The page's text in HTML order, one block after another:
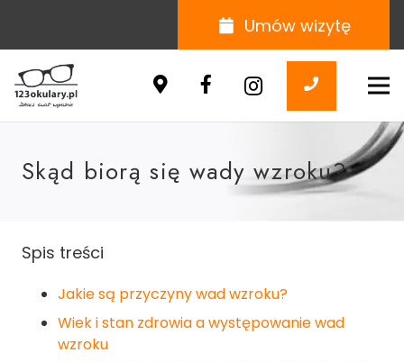
Umów wizytę
Skąd biorą się wady wzroku?
Spis treści
Jakie są przyczyny wad wzroku?
Wiek i stan zdrowia a występowanie wad
wzroku